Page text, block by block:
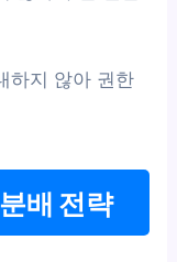
하지 않아 권한
배 전략